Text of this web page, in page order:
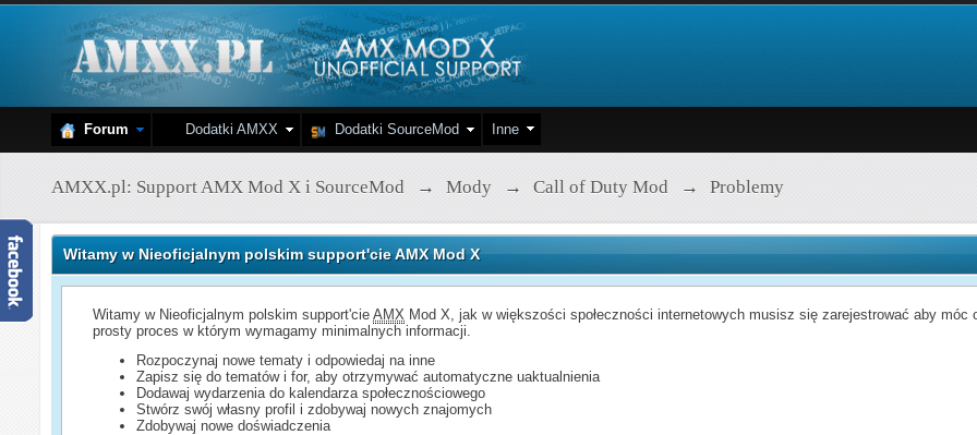
Forum Dodatki AMXX Dodatki SourceMod Inne
AMXX.pl: Support AMX Mod X i SourceMod → Mody → Call of Duty Mod → Problemy
Witamy w Nieoficjalnym polskim support'cie AMX Mod X
Witamy w Nieoficjalnym polskim support'cieAMX Mod X, jak w większości społeczności internetowych musisz się zarejestrować aby
prosty proces w którym wymagamy minimalnych informacji.
Rozpoczynaj nowe tematy i odpowiedaj na inne
Zapisz się do tematów i for, aby otrzymywać automatyczne uaktualnienia
Dodawaj wydarzenia do kalendarza społecznościowego
Stwórz swój własny profil i zdobywaj nowych znajomych
Zdobywaj nowe doświadczenia